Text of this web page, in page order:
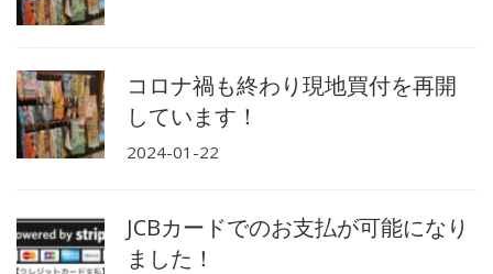
コロナ禍も終わり現地買付を再開
しています！
2024-01-22
JCBカードでのお支払が可能になり
ました！